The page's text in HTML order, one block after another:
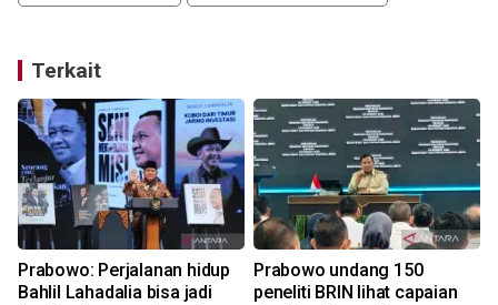
Terkait
Prabowo: Perjalanan hidup
Bahlil Lahadalia bisa jadi
Prabowo undang 150
peneliti BRIN lihat capaian